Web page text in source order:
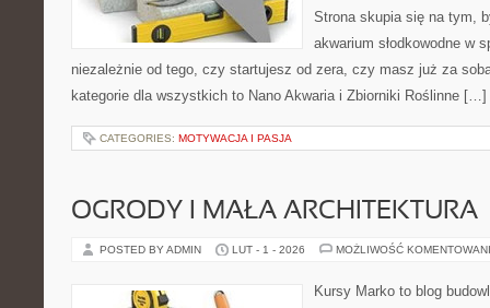
Strona skupia się na tym,
akwarium słodkowodne w
niezależnie od tego, czy startujesz od zera, czy masz już za
kategorie dla wszystkich to Nano Akwaria i Zbiorniki Roślinne […]
CATEGORIES: MOTYWACJA I PASJA
OGRODY I MAŁA ARCHITEKTURA
POSTED BY ADMIN LUT - 1 - 2026 MOŻLIWOŚĆ
Kursy Marko to blog